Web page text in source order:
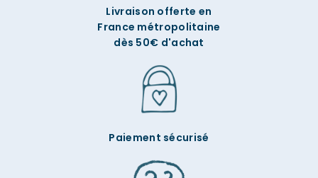
Livraison offerte en
France métropolitaine
dès 50€ d'achat
Paiement sécurisé